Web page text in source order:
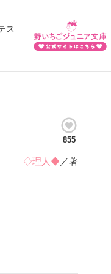
ス
855
◇理人◆／著